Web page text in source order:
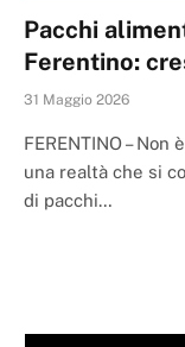
Pacchi
Ferentino:
31 Maggio 2026
FERENTINO –
una realtà che si
di pacchi…